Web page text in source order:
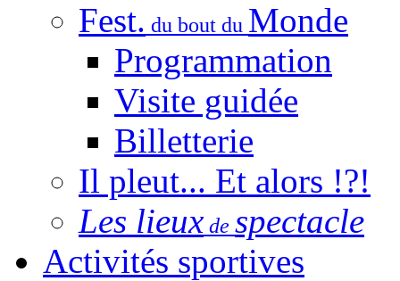
Fest. du bout du Monde
Programmation
Visite guidée
Billetterie
Il pleut... Et alors !?!
Les lieux de spectacle
Activités sportives